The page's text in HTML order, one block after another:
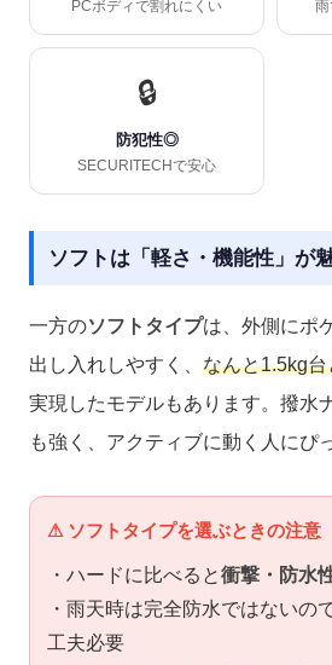
PCボディで割れにくい
🔒
防犯性◎
SECURITECHで安心
ソフトは「軽さ・機能性」が
一方のソフトタイプは、外側にポ
出し入れしやすく、 なんと1.5kg
実現したモデルもあります。撥水
も強く、アクティブに動く人にぴ
⚠ ソフトタイプを選ぶときの注意
・ハードに比べると衝撃・防水
・雨天時は完全防水ではないの
工夫必要